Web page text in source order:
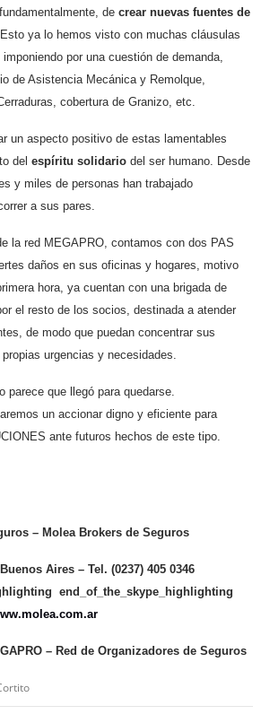
decrear nuevas fuentes de
ya lo hemos visto con muchas cláusulas
por una cuestión de demanda,
de Asistencia Mecánica y Remolque,
cobertura de Granizo, etc.
un aspecto positivo de estas lamentables
delespíritu solidario del ser humano. Desde
y miles de personas han trabajado
a sus pares.
la red MEGAPRO, contamos con dos PAS
daños en sus oficinas y hogares, motivo
hora, ya cuentan con una brigada de
el resto de los socios, destinada a atender
de modo que puedan concentrar sus
urgencias y necesidades.
parece que llegó para quedarse.
un accionar digno y eficiente para
ante futuros hechos de este tipo.
– Molea Brokers de Seguros
Aires – Tel.(0237) 405 0346
end_of_the_skype_highlighting
– Red de Organizadores de Seguros